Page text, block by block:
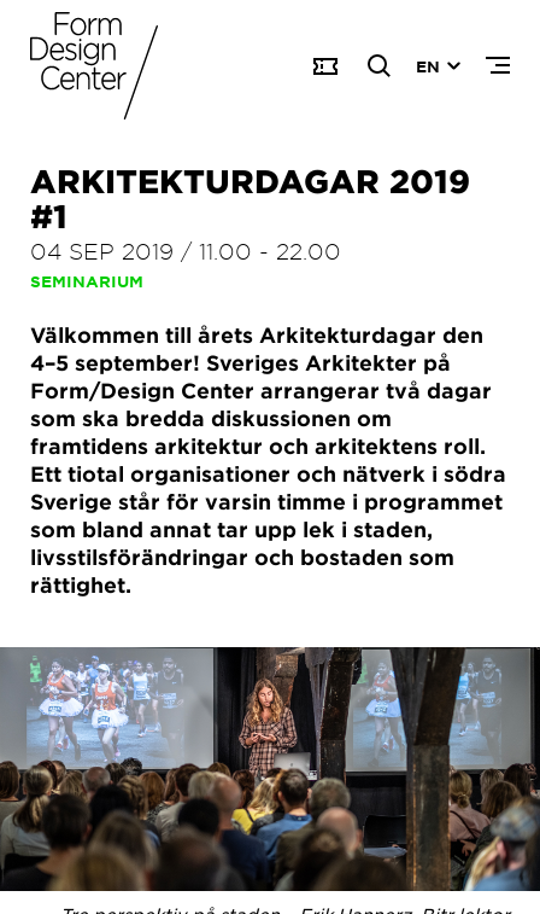
EN
ARKITEKTURDAGAR 2019
#1
04 SEP 2019 / 11.00 - 22.00
SEMINARIUM
Välkommen till årets Arkitekturdagar den
4–5 september! Sveriges Arkitekter på
Form/Design Center arrangerar två dagar
som ska bredda diskussionen om
framtidens arkitektur och arkitektens roll.
Ett tiotal organisationer och nätverk i södra
Sverige står för varsin timme i programmet
som bland annat tar upp lek i staden,
livsstilsförändringar och bostaden som
rättighet.